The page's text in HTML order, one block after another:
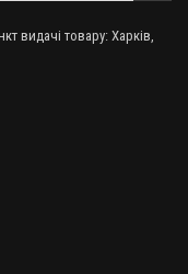
видачі товару: Харків,